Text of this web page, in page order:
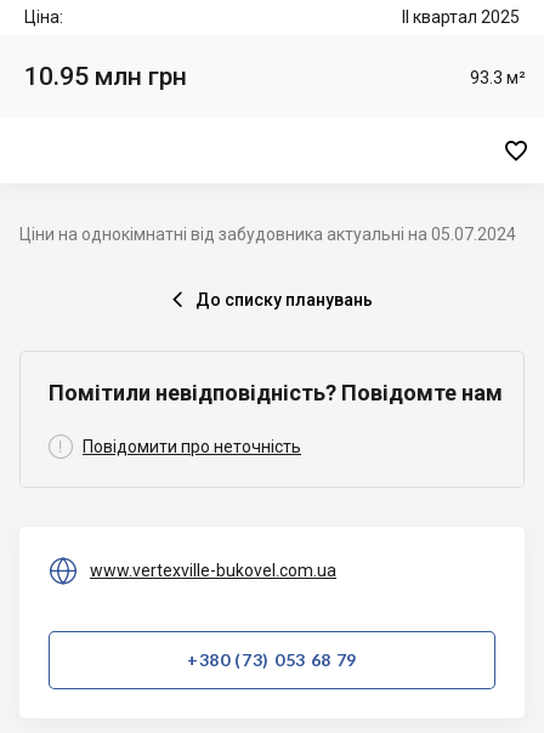
Ціна: II квартал 2025
10.95 млн грн 93.3 м²

Ціни на однокімнатні від забудовника актуальні на 05.07.2024
 До списку планувань
Помітили невідповідність? Повідомте нам
 Повідомити про неточність
 www.vertexville-bukovel.com.ua
+380 (73) 053 68 79